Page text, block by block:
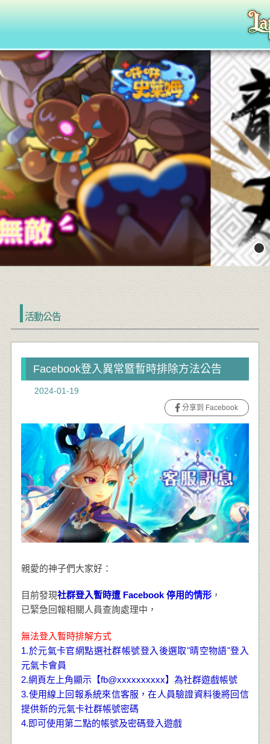
活動公告
Facebook登入異常暨暫時排除方法公告
2024-01-19
分享到 Facebook
親愛的神子們大家好：
目前發現社群登入暫時遭 Facebook 停用的情形 ，
已緊急回報相關人員查詢處理中，
無法登入暫時排解方式
1.於元氣卡官網點選社群帳號登入後選取"晴空物語"登入
元氣卡會員
2.網頁左上角顯示【fb@xxxxxxxxxx】為社群遊戲帳號
3.使用線上回報系統來信客服，在人員驗證資料後將回信
提供新的元氣卡社群帳號密碼
4.即可使用第二點的帳號及密碼登入遊戲